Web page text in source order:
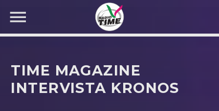
TIME MAGAZINE
INTERVISTA KRONOS